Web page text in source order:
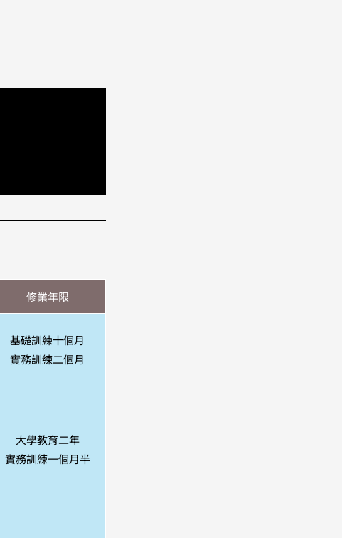
修業年限
基礎訓練十個月
實務訓練二個月
大學教育二年
實務訓練一個月半